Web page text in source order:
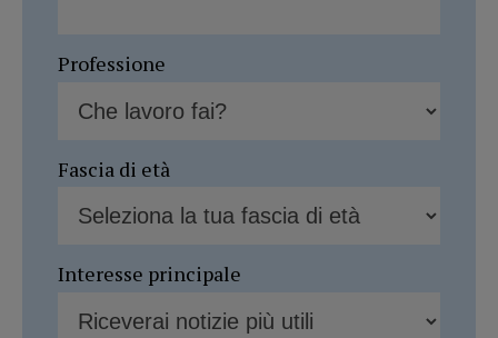
Professione
Fascia di età
Interesse principale